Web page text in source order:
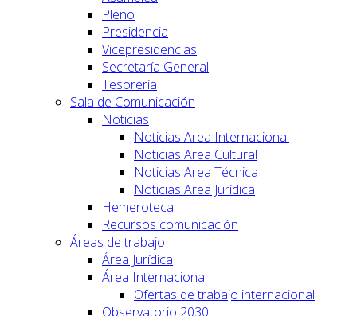
Pleno
Presidencia
Vicepresidencias
Secretaría General
Tesorería
Sala de Comunicación
Noticias
Noticias Area Internacional
Noticias Area Cultural
Noticias Area Técnica
Noticias Area Jurídica
Hemeroteca
Recursos comunicación
Áreas de trabajo
Área Jurídica
Área Internacional
Ofertas de trabajo internacional
Observatorio 2030